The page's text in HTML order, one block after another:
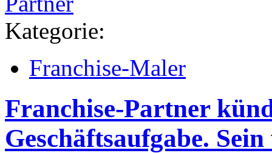
Kategorie:
Franchise-Maler
Franchise-Partner
Geschäftsaufgabe.